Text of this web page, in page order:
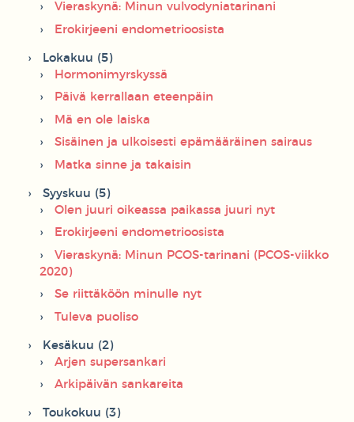
Vieraskynä: Minun vulvodyniatarinani
Erokirjeeni endometrioosista
Lokakuu (5)
Hormonimyrskyssä
Päivä kerrallaan eteenpäin
Mä en ole laiska
Sisäinen ja ulkoisesti epämääräinen sairaus
Matka sinne ja takaisin
Syyskuu (5)
Olen juuri oikeassa paikassa juuri nyt
Erokirjeeni endometrioosista
Vieraskynä: Minun PCOS-tarinani (PCOS-viikko
2020)
Se riittäköön minulle nyt
Tuleva puoliso
Kesäkuu (2)
Arjen supersankari
Arkipäivän sankareita
Toukokuu (3)